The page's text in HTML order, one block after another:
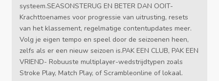
systeem.SEASONSTERUG EN BETER DAN OOIT-
Krachttoenames voor progressie van uitrusting, resets
van het klassement, regelmatige contentupdates meer.
Volg je eigen tempo en speel door de seizoenen heen,
zelfs als er een nieuw seizoen is.PAK EEN CLUB, PAK EEN
VRIEND- Robuuste multiplayer-wedstrijdtypen zoals
Stroke Play, Match Play, of Scrambleonline of lokaal.